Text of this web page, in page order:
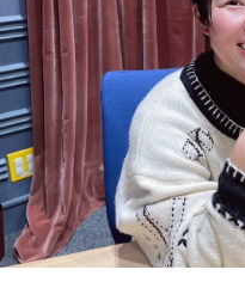
YouTube
会社情報